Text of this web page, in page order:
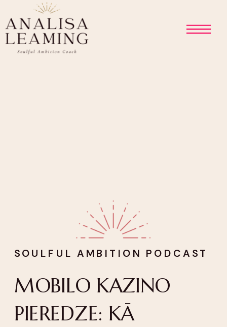
MOBILO KAZINO
PIEREDZE: KĀ
SOULFUL AMBITION PODCAST